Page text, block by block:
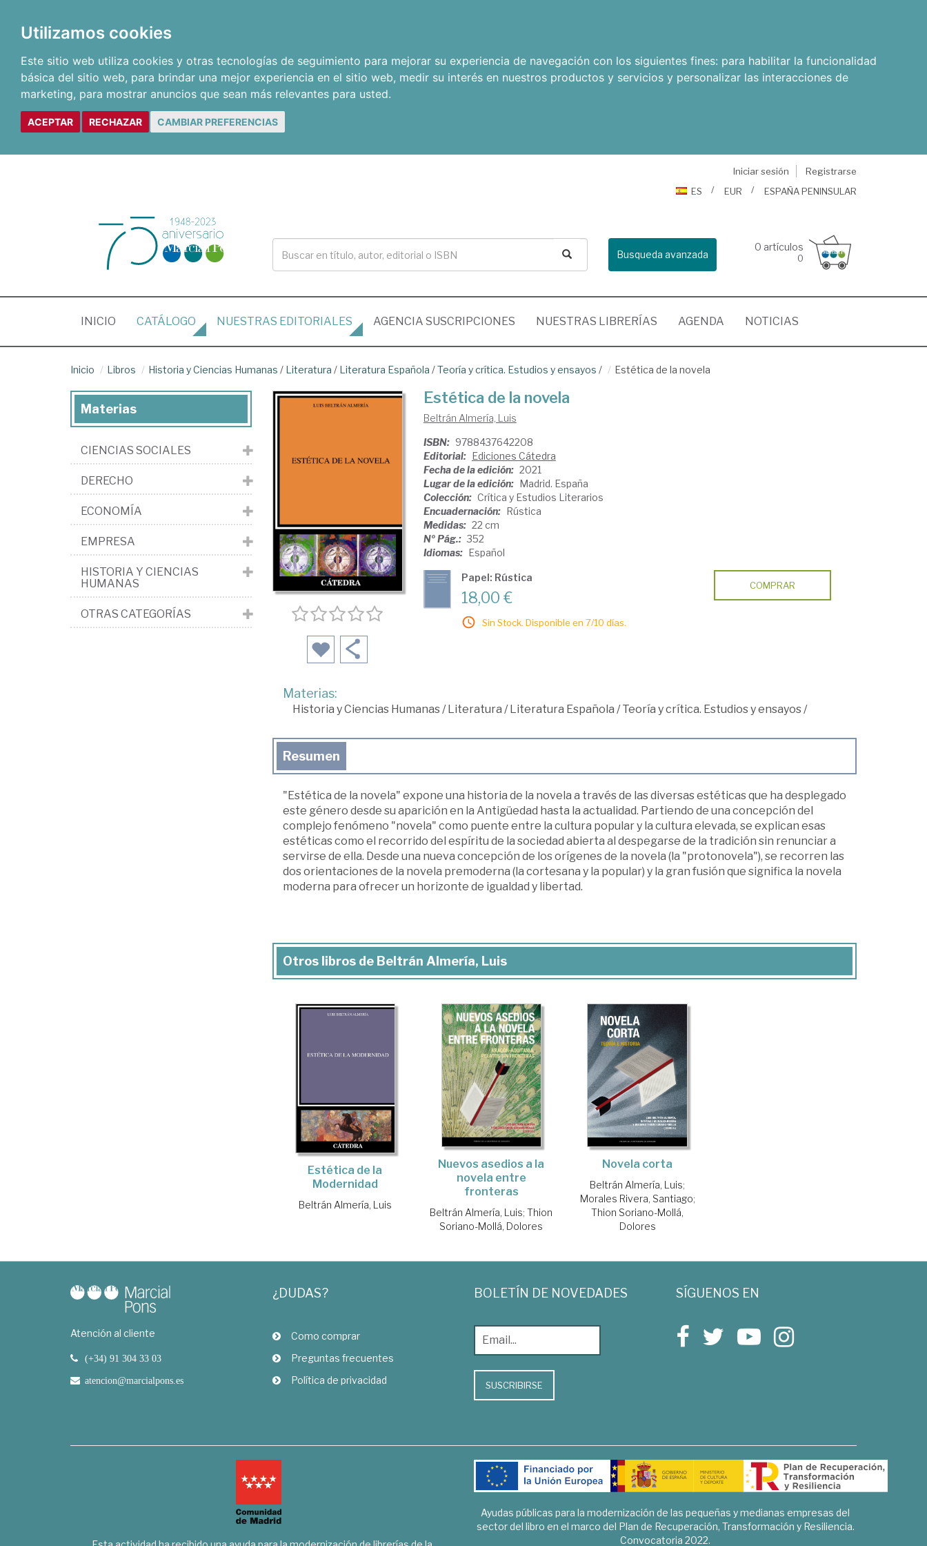
Utilizamos cookies
Este sitio web utiliza cookies y otras tecnologías de seguimiento para mejorar su experiencia de navegación con los siguientes fines: para habilitar la funcionalidad
básica del sitio web, para brindar una mejor experiencia en el sitio web, medir su interés en nuestros productos y servicios y personalizar las interacciones de
marketing, para mostrar anuncios que sean más relevantes para usted.
ACEPTAR RECHAZAR CAMBIAR PREFERENCIAS
Iniciar sesión
Registrarse
ES
EUR ESPAÑA PENINSULAR
Busqueda avanzada
0 artículos
0
INICIO (CURRENT)
CATÁLOGO NUESTRAS EDITORIALES AGENCIA SUSCRIPCIONES NUESTRAS LIBRERÍAS AGENDA NOTICIAS
Inicio Libros Historia y Ciencias Humanas / Literatura / Literatura Española /Teoría y crítica. Estudios y ensayos / Estética de la novela
Estética de la novela
Beltrán Almería, Luis
ISBN: 9788437642208
Editorial: Ediciones Cátedra
Fecha de la edición: 2021
Lugar de la edición: Madrid. España
Colección: Crítica y Estudios Literarios
Encuadernación: Rústica
Medidas: 22 cm
Nº Pág.: 352
Idiomas: Español
Papel: Rústica
18,00 €
Sin Stock. Disponible en 7/10 días.
COMPRAR
Materias:
Historia y Ciencias Humanas/ Literatura / Literatura Española /Teoría y crítica. Estudios y ensayos/
Resumen
"Estética de la novela" expone una his­toria de la novela a través de las diversas estéticas que ha desplegado
este género desde su aparición en la Antigüedad has­ta la actualidad. Partiendo de una con­cepción del
complejo fenómeno "novela" como puente entre la cultura popular y la cultura elevada, se explican esas
estéti­cas como el recorrido del espíritu de la sociedad abierta al despegarse de la tra­dición sin renunciar a
servirse de ella. Desde una nueva concepción de los orí­genes de la novela (la "protonovela"), se recorren las
dos orientaciones de la no­vela premoderna (la cortesana y la po­pu­lar) y la gran fusión que significa la no­vela
moderna para ofrecer un horizonte de igualdad y libertad.
Otros libros de Beltrán Almería, Luis
Estética de la
Modernidad
Beltrán Almería, Luis
Nuevos asedios a la
novela entre
fronteras
Beltrán Almería, Luis;Thion
Soriano-Mollá, Dolores
Novela corta
Beltrán Almería, Luis;
Morales Rivera, Santiago;
Thion Soriano-Mollá,
Dolores
Materias
CIENCIAS SOCIALES
DERECHO
ECONOMÍA
EMPRESA
HISTORIA Y CIENCIAS
HUMANAS
OTRAS CATEGORÍAS
Atención al cliente
(+34) 91 304 33 03
atencion@marcialpons.es
¿DUDAS?
Como comprar
Preguntas frecuentes
Política de privacidad
BOLETÍN DE NOVEDADES
SUSCRIBIRSE
SÍGUENOS EN
Ayudas públicas para la modernización de las pequeñas y medianas empresas del
sector del libro en el marco del Plan de Recuperación, Transformación y Resiliencia.
Convocatoria 2022.